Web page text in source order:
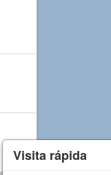
Visita rápida